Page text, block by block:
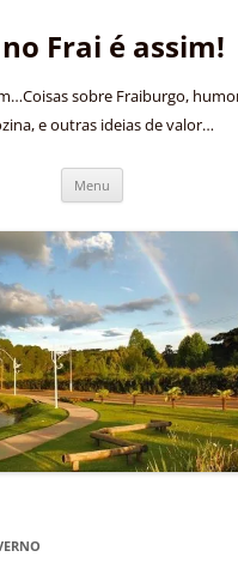
Frai é assim!
sobre Fraiburgo,
e outras ideias de valor…
Menu